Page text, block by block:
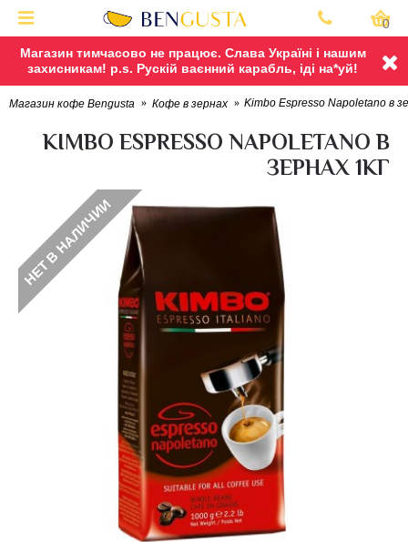
Магазин тимчасово не працює. Слава Україні і нашим
захисникам! p.s. Рускій ваєнний карабль, іді на*уй!
0
Магазин кофе Bengusta Кофе в зернах Kimbo Espresso Napoletano в
KIMBO ESPRESSO NAPOLETANO В
ЗЕРНАХ 1КГ
НЕТ В НАЛИЧИИ